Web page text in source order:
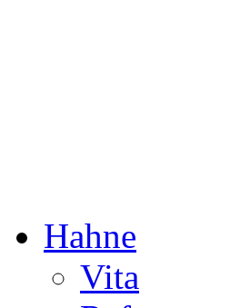
Hahne
Vita